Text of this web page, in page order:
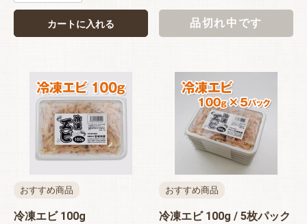
カートに入れる 品切れ中です
おすすめ商品
冷凍エビ 100g
おすすめ商品
冷凍エビ 100g / 5枚パック